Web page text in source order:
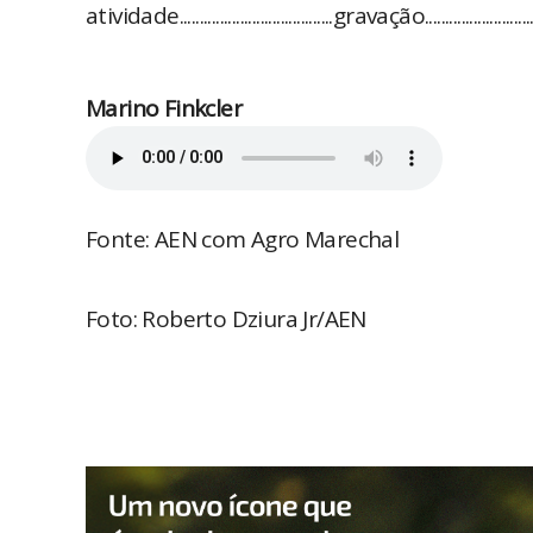
Marino Finkcler
Fonte: AEN com Agro Marechal
Foto: Roberto Dziura Jr/AEN